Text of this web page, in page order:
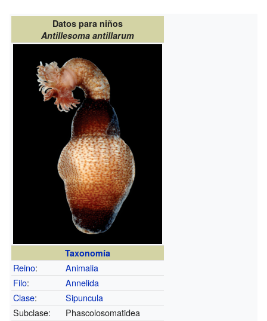
Datos para niños
Antillesoma antillarum
Taxonomía
Reino:
Animalia
Filo:
Annelida
Clase:
Sipuncula
Subclase:
Phascolosomatidea